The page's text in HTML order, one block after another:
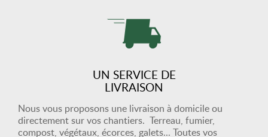
UN SERVICE DE
LIVRAISON
Nous vous proposons une livraison à domicile ou
directement sur vos chantiers. Terreau, fumier,
compost, végétaux, écorces, galets... Toutes vos